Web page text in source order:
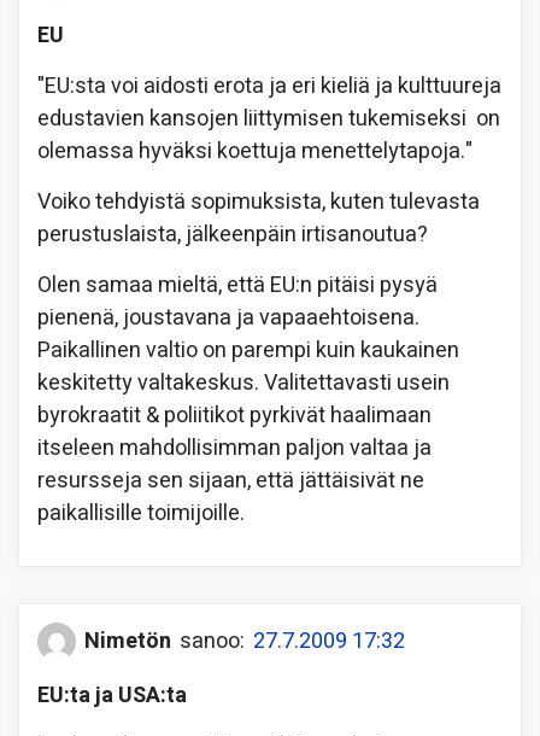
EU
"EU:sta voi aidosti erota ja eri kieliä ja kulttuureja
edustavien kansojen liittymisen tukemiseksi on
olemassa hyväksi koettuja menettelytapoja."
Voiko tehdyistä sopimuksista, kuten tulevasta
perustuslaista, jälkeenpäin irtisanoutua?
Olen samaa mieltä, että EU:n pitäisi pysyä
pienenä, joustavana ja vapaaehtoisena.
Paikallinen valtio on parempi kuin kaukainen
keskitetty valtakeskus. Valitettavasti usein
byrokraatit & poliitikot pyrkivät haalimaan
itseleen mahdollisimman paljon valtaa ja
resursseja sen sijaan, että jättäisivät ne
paikallisille toimijoille.
Nimetön sanoo: 27.7.2009 17:32
EU:ta ja USA:ta